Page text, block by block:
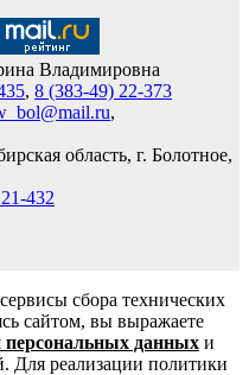
Владимировна
, 8 (383-49) 22-373
,
область, г. Болотное,
432
сбора технических
сайтом, вы выражаете
персональных данных и
Для реализации политики